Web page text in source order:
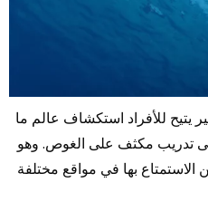
للأفراد استكشاف عالم ما
تدريب مكثف على الغوص. وهو
الاستمتاع بها في مواقع مختلفة